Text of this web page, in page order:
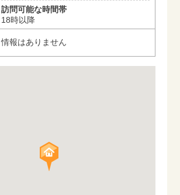
訪問可能な時間帯
18時以降
情報はありません